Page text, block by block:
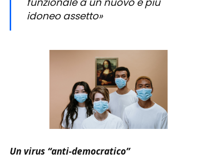
idoneo assetto»
Un virus “anti-democratico”